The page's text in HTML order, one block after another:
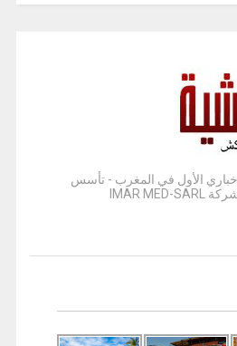
الأول في المغرب - تأسس